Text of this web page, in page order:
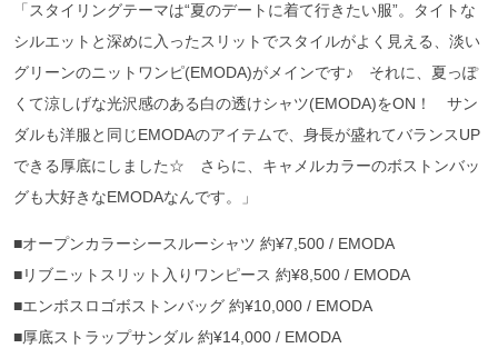
「スタイリングテーマは“夏のデートに着て行きたい服”。タイトな
シルエットと深めに入ったスリットでスタイルがよく見える、淡い
グリーンのニットワンピ(EMODA)がメインです♪ それに、夏っぽ
くて涼しげな光沢感のある白の透けシャツ(EMODA)をON！ サン
ダルも洋服と同じEMODAのアイテムで、身長が盛れてバランスUP
できる厚底にしました☆ さらに、キャメルカラーのボストンバッ
グも大好きなEMODAなんです。」
■オープンカラーシースルーシャツ 約¥7,500 / EMODA
■リブニットスリット入りワンピース 約¥8,500 / EMODA
■エンボスロゴボストンバッグ 約¥10,000 / EMODA
■厚底ストラップサンダル 約¥14,000 / EMODA